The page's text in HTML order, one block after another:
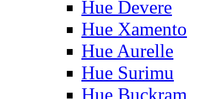
Hue Devere
Hue Xamento
Hue Aurelle
Hue Surimu
Hue Buckram